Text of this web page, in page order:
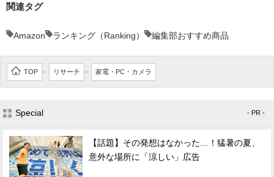
関連タグ
Amazon ランキング（Ranking） 編集部おすすめ商品
TOP > リサーチ > 家電・PC・カメラ
Special - PR -
【話題】その発想はなかった…！猛暑の夏、
意外な場所に「涼しい」広告